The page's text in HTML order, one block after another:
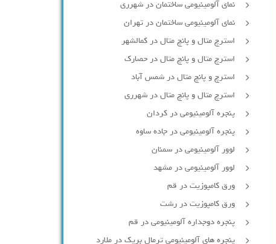
نمای آلومینیومی ساختمان در شهرری
نمای آلومینیومی ساختمان در تهران
استرچ متال و پانچ متال در کمالشهر
استرچ متال و پانچ متال در حصارك
استرچ و پانچ متال در شمس آباد
استرچ متال و پانچ متال در شهرری
پنجره آلومینیومی در کردان
پنجره آلومینیومی در جاده ساوه
لوور آلومینیومی در سمنان
لوور آلومینیومی در مشهد
ورق کامپوزیت در قم
ورق کامپوزیت در رشت
پنجره دوجداره آلومينيومی در قم
پنجره های آلومینیومی ترمال بریک در ملارد